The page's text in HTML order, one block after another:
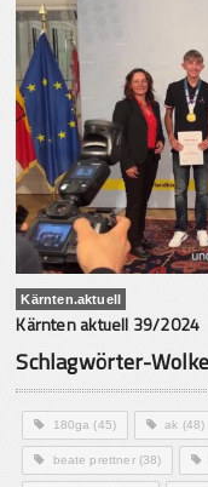
Kärnten.aktuell
Kärnten aktuell 39/2024
Schlagwörter-Wolke
180ga (45) ak (48)
beate prettner(38)